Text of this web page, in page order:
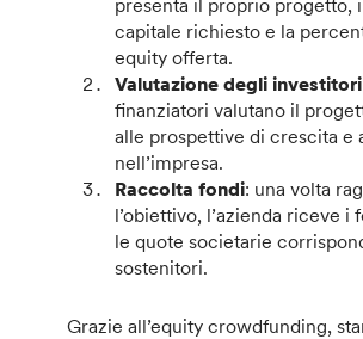
capitale richiesto e la
equity offerta.
Valutazione degli investitori
finanziatori valutano il
alle prospettive di crescita e
nell’impresa.
Raccolta fondi: una volta
l’obiettivo, l’azienda riceve i
le quote societarie
sostenitori.
Grazie all’equity crowdfunding,